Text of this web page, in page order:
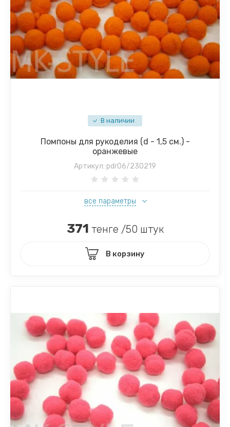
В наличии
Помпоны для рукоделия (d - 1,5 см.) -
оранжевые
Артикул: pdr06/230219
все параметры
371 тенге /50 штук
В корзину